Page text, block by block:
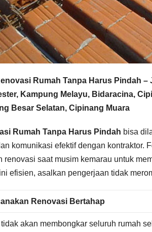
Rumah Tanpa Harus Pindah –
Kampung Melayu, Bidaracina,
Besar Selatan, Cipinang Muara
Rumah Tanpa Harus Pindah bisa
komunikasi efektif dengan kontraktor.
renovasi saat musim kemarau untuk
efisien, asalkan pengerjaan tidak
Renovasi Bertahap
tidak akan membongkar seluruh rumah